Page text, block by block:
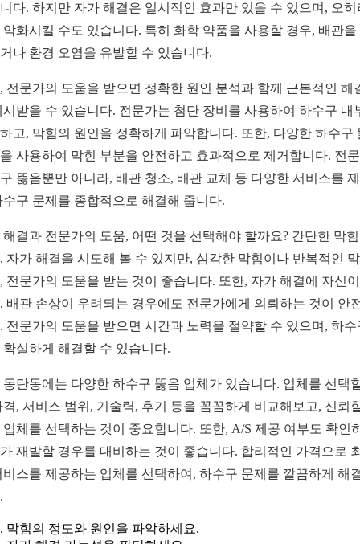
다. 하지만 자가 해결은 일시적인 효과만 있을 수 있으며, 오히
악화시킬 수도 있습니다. 특히 화학 약품을 사용할 경우, 배관을
나 환경 오염을 유발할 수 있습니다.
전문가의 도움을 받으면 정확한 원인 분석과 함께 근본적인 해
시받을 수 있습니다. 전문가는 첨단 장비를 사용하여 하수구 내
고, 막힘의 원인을 정확하게 파악합니다. 또한, 다양한 하수구
사용하여 막힌 부분을 안전하고 효과적으로 제거합니다. 전
뚫음뿐만 아니라, 배관 청소, 배관 교체 등 다양한 서비스를
수구 문제를 종합적으로 해결해 줍니다.
해결과 전문가의 도움, 어떤 것을 선택해야 할까요? 간단한 막
자가 해결을 시도해 볼 수 있지만, 심각한 막힘이나 반복적인
전문가의 도움을 받는 것이 좋습니다. 또한, 자가 해결에 자신
배관 손상이 우려되는 경우에도 전문가에게 의뢰하는 것이 안
전문가의 도움을 받으면 시간과 노력을 절약할 수 있으며, 하수
확실하게 해결할 수 있습니다.
동탄동에는 다양한 하수구 뚫음 업체가 있습니다. 업체를 선택
격, 서비스 범위, 기술력, 후기 등을 꼼꼼하게 비교해보고, 신뢰
업체를 선택하는 것이 중요합니다. 또한, A/S 제공 여부도 확인
재발할 경우를 대비하는 것이 좋습니다. 합리적인 가격으로
비스를 제공하는 업체를 선택하여, 하수구 문제를 깔끔하게 해
막힘의 정도와 원인을 파악하세요.